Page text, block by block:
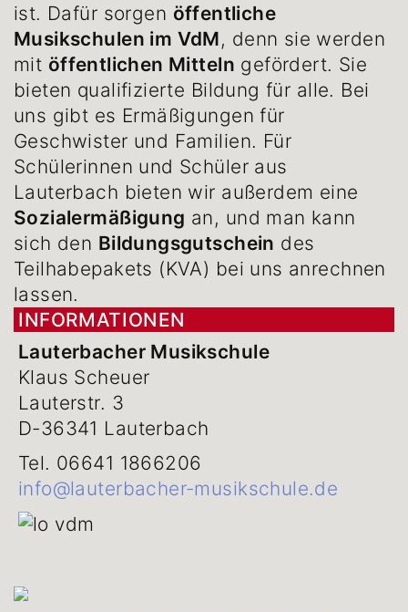
ist. Dafür sorgen öffentliche
Musikschulen im VdM, denn sie werden
mit öffentlichen Mitteln gefördert. Sie
bieten qualifizierte Bildung für alle. Bei
uns gibt es Ermäßigungen für
Geschwister und Familien. Für
Schülerinnen und Schüler aus
Lauterbach bieten wir außerdem eine
Sozialermäßigung an, und man kann
sich den Bildungsgutschein des
Teilhabepakets (KVA) bei uns anrechnen
lassen.
INFORMATIONEN
Lauterbacher Musikschule
Klaus Scheuer
Lauterstr. 3
D-36341 Lauterbach
Tel. 06641 1866206
info@lauterbacher-musikschule.de